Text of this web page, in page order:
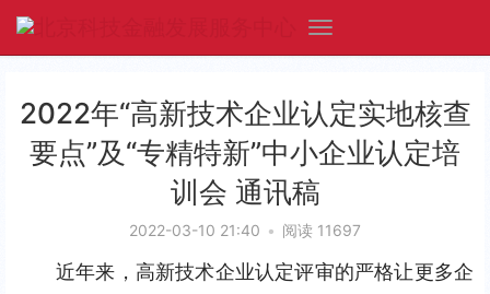
2022年“高新技术企业认定实地核查
要点”及“专精特新”中小企业认定培
训会 通讯稿
2022-03-10 21:40 • 阅读 11697
近年来，高新技术企业认定评审的严格让更多企